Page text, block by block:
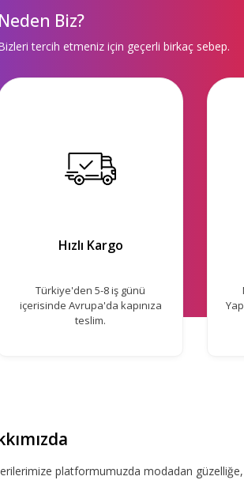
Neden Biz?
tercih etmeniz için geçerli birkaç sebep.
Hızlı Kargo
Türkiye'den 5-8 iş günü
içerisinde Avrupa'da kapınıza
teslim.
platformumuzda modadan